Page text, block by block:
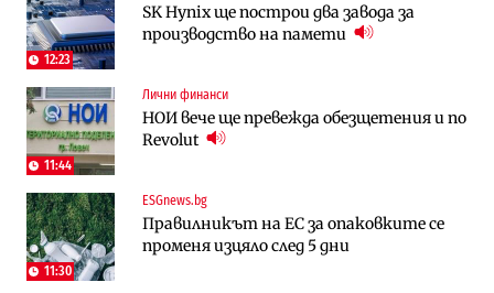
12:23
SK Hynix ще построи два завода за
производство на памети
11:44
Лични финанси
НОИ вече ще превежда обезщетения и по
Revolut
11:30
ESGnews.bg
Правилникът на ЕС за опаковките се
променя изцяло след 5 дни
АЕЦ „Козлодуй“ ще работи само още
няколко седмици, ако сушата продължи
Digi&AI
Трафикът толкова е намалял, че големи
медии обмислят да се откажат
Компании
„Ендуросат“ ще строи огромен
космически и отбранителен център в
Столична община избра изпълнител за
преместването на трамвайното
Компании
„Ендуросат“ ще строи огромен
космически и отбранителен център в
10:12
Енергетика
Държавният ТЕЦ „Марица изток 2“
работи с 5 блока